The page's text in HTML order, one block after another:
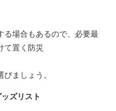
る場合もあるので、必要最
て置く防災
ましょう。
ズリスト